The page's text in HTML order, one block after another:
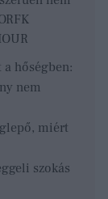
hőségben:
nem
miért
szokás